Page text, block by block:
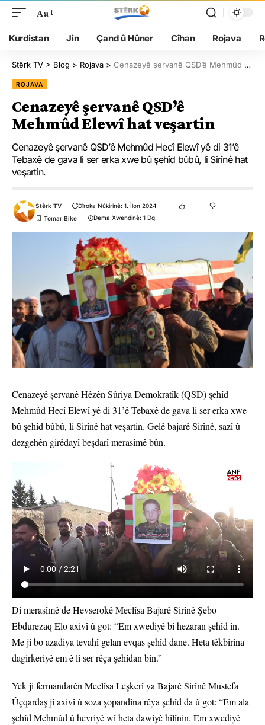
Aa
Kurdistan Jin Çand û Hûner Cîhan Rojava
Stêrk TV > Blog > Rojava > Cenazeyê şervanê QSD’ê Mehmûd Elewî hat veşartin
ROJAVA
Cenazeyê şervanê QSD’ê
Mehmûd Elewî hat veşartin
Cenazeyê şervanê QSD’ê Mehmûd Hecî Elewî yê di 31’ê
Tebaxê de gava li ser erka xwe bû şehîd bûbû, li Sirînê hat
veşartin.
Stêrk TV
Dîroka Nûkirinê: 1. Îlon 2024
Dema Xwendinê: 1 Dq.
Cenazeyê şervanê Hêzên Sûriya Demokratîk (QSD) şehîd
Mehmûd Hecî Elewî yê di 31’ê Tebaxê de gava li ser erka xwe
bû şehîd bûbû, li Sirînê hat veşartin. Gelê bajarê Sirînê, sazî û
dezgehên girêdayî beşdarî merasîmê bûn.
Di merasîmê de Hevserokê Meclîsa Bajarê Sirînê Şebo
Ebdurezaq Elo axivî û got: “Em xwediyê bi hezaran şehîd in.
Me ji bo azadiya tevahî gelan evqas şehîd dane. Heta têkbirina
dagirkeriyê em ê li ser rêça şehîdan bin.”
Yek ji fermandarên Meclîsa Leşkerî ya Bajarê Sirînê Mustefa
Ûçqardaş jî axivî û soza şopandina rêya şehîd da û got: “Em ala
şehîd Mehmûd û hevriyê wî heta dawiyê hilînin. Em xwediyê